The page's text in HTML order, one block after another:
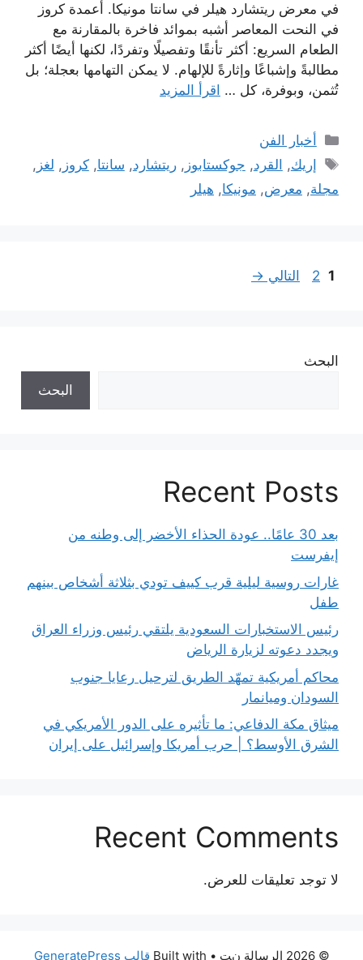
في معرض ريتشارد هيلر في سانتا مونيكا. أعمدة كروز
في النحت المعاصر أشبه بموائد فاخرة بالمقارنة مع
الطعام السريع: أكثر تأنقًا وتفصيلًا وتفردًا، لكنها أيضًا أكثر
مطالبةً وإشباعًا وإثارةً للإلهام. لا يمكن التهامها بعجلة؛ بل
تُثمن، وبوفرة، كل … اقرأ المزيد
التصنيفات
أخبار الفن
الوسوم
إريك, القرد, جوكستابوز ,ريتشارد, سانتا,كروز , لغز ,
مجلة, معرض, مونيكا, هيلر
Page
1
Page
2 التالي →
البحث
البحث
Recent Posts
بعد 30 عامًا.. عودة الحذاء الأخضر إلى وطنه من
إيفرست
غارات روسية ليلية قرب كييف تودي بثلاثة أشخاص بينهم
طفل
رئيس الاستخبارات السعودية يلتقي رئيس وزراء العراق
ويجدد دعوته لزيارة الرياض
محاكم أمريكية تمهّد الطريق لترحيل رعايا جنوب
السودان وميانمار
ميثاق مكة الدفاعي: ما تأثيره على الدور الأمريكي في
الشرق الأوسط؟ | حرب أمريكا وإسرائيل على إيران
Recent Comments
لا توجد تعليقات للعرض.
© 2026 الرسالة نت • Built with قالب GeneratePress